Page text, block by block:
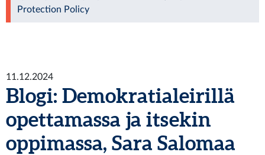
11.12.2024
Blogi: Demokratialeirillä
opettamassa ja itsekin
oppimassa, Sara Salomaa
Protection Policy